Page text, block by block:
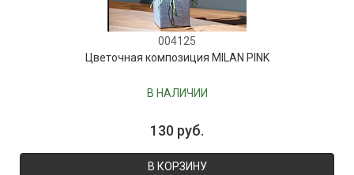
004125
Цветочная композиция MILAN PINK
В НАЛИЧИИ
130 руб.
В КОРЗИНУ